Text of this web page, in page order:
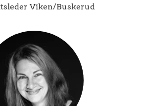
Viken/Buskerud